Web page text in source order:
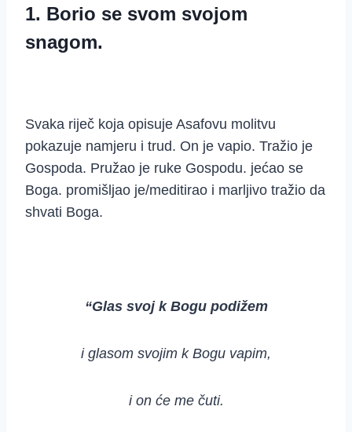
1. Borio se svom svojom
snagom.
Svaka riječ koja opisuje Asafovu molitvu
pokazuje namjeru i trud. On je vapio. Tražio je
Gospoda. Pružao je ruke Gospodu. jećao se
Boga. promišljao je/meditirao i marljivo tražio da
shvati Boga.
“Glas svoj k Bogu podižem
i glasom svojim k Bogu vapim,
i on će me čuti.